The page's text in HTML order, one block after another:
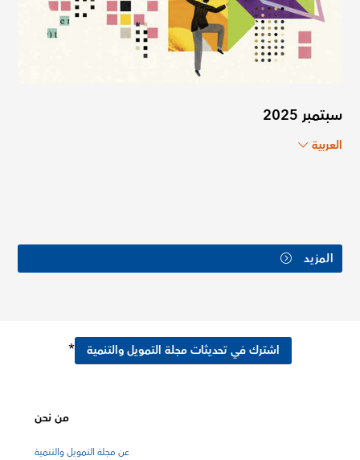
سبتمبر 2025
العربية
المزيد
اشترك في تحديثات مجلة التمويل والتنمية *
من نحن
عن مجلة التمويل والتنمية